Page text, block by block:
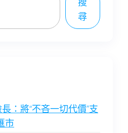
尋
：將“不吝一切代價”支
市